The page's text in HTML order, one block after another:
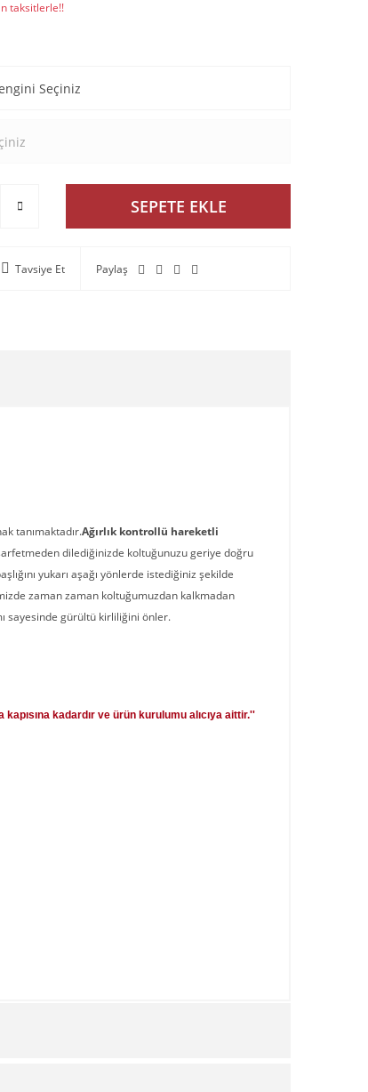
taksitlerle!!
SEPETE EKLE
Tavsiye Et Paylaş
tanımaktadır.Ağırlık kontrollü hareketli
sarfetmeden dilediğinizde koltuğunuzu geriye doğru
yukarı aşağı yönlerde istediğiniz şekilde
zaman zaman koltuğumuzdan kalkmadan
sayesinde gürültü kirliliğini önler.
kadardır ve ürün kurulumu alıcıya aittir.''